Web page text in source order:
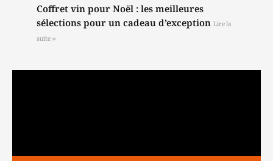
Coffret vin pour Noël : les meilleures
sélections pour un cadeau d’exception Lire la
suite »